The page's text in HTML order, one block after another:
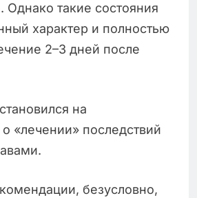
Однако такие состояния
характер и полностью
2–3 дней после
на
«лечении» последствий
безусловно,